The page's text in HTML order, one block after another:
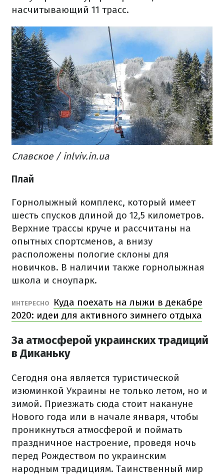
насчитывающий 11 трасс.
Славское / inlviv.in.ua
Плай
Горнолыжный комплекс, который имеет
шесть спусков длиной до 12,5 километров.
Верхние трассы круче и рассчитаны на
опытных спортсменов, а внизу
расположены пологие склоны для
новичков. В наличии также горнолыжная
школа и сноупарк.
ИНТЕРЕСНО
Куда поехать на лыжи в декабре
2020: идеи для активного зимнего отдыха
За атмосферой украинских традиций
в Диканьку
Сегодня она является туристической
изюминкой Украины не только летом, но и
зимой. Приезжать сюда стоит накануне
Нового года или в начале января, чтобы
проникнуться атмосферой и поймать
праздничное настроение, проведя ночь
перед Рождеством по украинским
народным традициям. Таинственный мир